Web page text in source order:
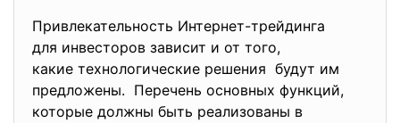
Привлекательность Интернет-трейдинга
для инвесторов зависит и от того,
какие технологические решения будут им
предложены. Перечень основных функций,
которые должны быть реализованы в